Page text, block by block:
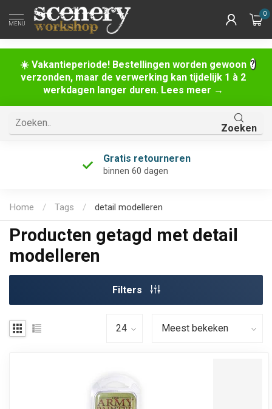
☀️ Vakantieperiode! Bestellingen worden gewoon
verzonden, maar de verwerking kan tijdelijk 1 à 2
werkdagen langer duren. Lees meer →
MENU
0
Zoeken
Gratis retourneren
binnen 60 dagen
Home / Tags / detail modelleren
Producten getagd met detail
modelleren
Filters